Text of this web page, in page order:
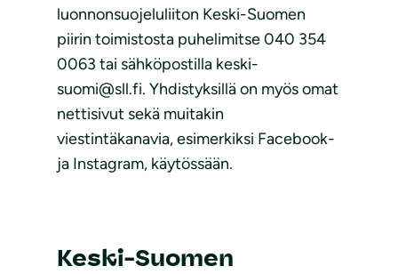
luonnonsuojeluliiton Keski-Suomen
piirin toimistosta puhelimitse 040 354
0063 tai sähköpostilla keski-
suomi@sll.fi. Yhdistyksillä on myös omat
nettisivut sekä muitakin
viestintäkanavia, esimerkiksi Facebook-
ja Instagram, käytössään.
Keski-Suomen